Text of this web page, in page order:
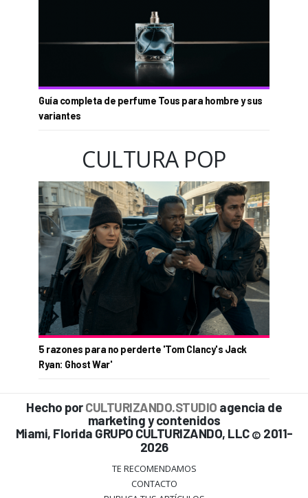
Guía completa de perfume Tous para hombre y sus
variantes
CULTURA POP
5 razones para no perderte 'Tom Clancy's Jack
Ryan: Ghost War'
Hecho porCULTURIZANDO.STUDIO agencia de
marketing y contenidos
Miami, Florida GRUPO CULTURIZANDO, LLC © 2011-
2026
TE RECOMENDAMOS
CONTACTO